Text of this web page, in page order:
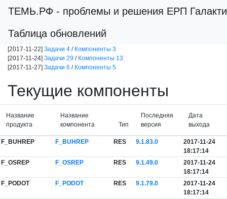
ТЕМЬ.РФ - проблемы и решения ЕРП
Таблица обновлений
[2017-11-22] Задачи 4 / Компоненты 3
[2017-11-24] Задачи 29 / Компоненты 13
[2017-11-27] Задачи 6 / Компоненты 5
Текущие компоненты
Название
продукта
Название
компонента
Тип
Последняя
версия
Дата
выхода
F_BUHREP F_BUHREP RES 9.1.83.0
2017-11-24
18:17:14
F_OSREP
F_OSREP RES 9.1.49.0
2017-11-24
18:17:14
F_PODOT
F_PODOT RES 9.1.79.0
2017-11-24
18:17:14